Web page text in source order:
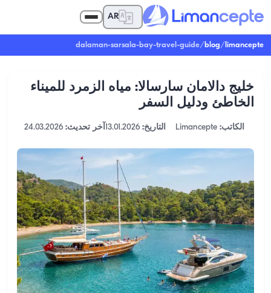
AR
limancepte
/
blog
/
dalaman-sarsala-bay-travel-guide
خليج دالامان سارسالا: مياه الزمرد للميناء
الخاطئ ودليل السفر
الكاتب: التاريخ: 13.01.2026آخر تحديث: 24.03.2026